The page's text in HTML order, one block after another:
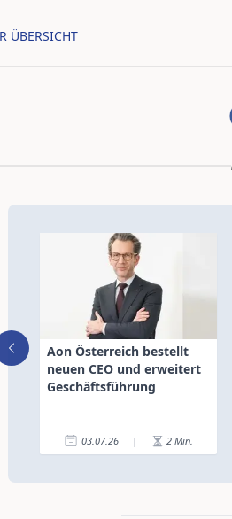
ÜBERSICHT
Aon Österreich bestellt
neuen CEO und erweitert
Geschäftsführung
03.07.26 | 2 Min.